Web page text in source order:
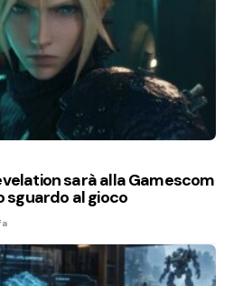
sarà alla Gamescom
sguardo al gioco